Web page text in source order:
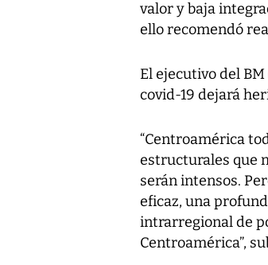
valor y baja
ello recomendó
El ejecutivo del
covid-19 dejará
“Centroamérica
estructurales que
serán intensos.
eficaz, una
intrarregional de
Centroamérica”,